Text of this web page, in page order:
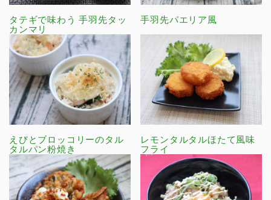
タテギで味わう 手羽先タッ
カンマリ
手羽先パエリア風
えびとブロッコリーのタル
タルパン粉焼き
レモンタルタルほたて風味
フライ